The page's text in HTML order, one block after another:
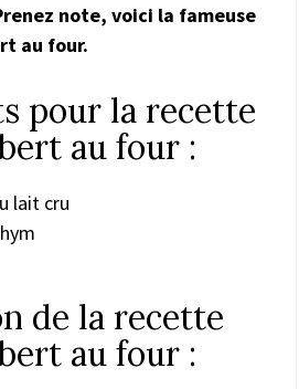
note, voici la fameuse
au four.
pour la recette
au four :
lait cru
de la recette
au four :